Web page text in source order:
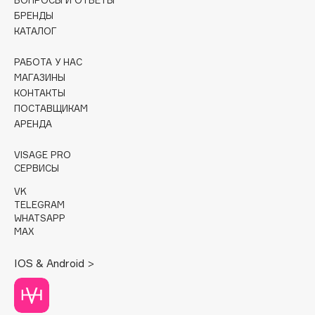
Dessange
Divage
Dolce & Gabbana
Dolomit
Dorco
Dr. Vranjes Firenze
Dr.Althea
Dr.Ceuracle
Dr.Jart+
Dyson
БРЕНДЫ
КАТАЛОГ
РАБОТА У НАС
МАГАЗИНЫ
КОНТАКТЫ
ПОСТАВЩИКАМ
АРЕНДА
VISAGE PRO
СЕРВИСЫ
VK
TELEGRAM
WHATSAPP
MAX
IOS & Android >